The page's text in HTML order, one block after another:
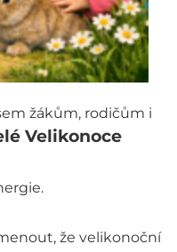
žákům, rodičům i
Velikonoce
že velikonoční